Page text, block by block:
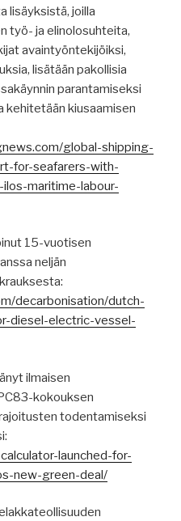
lisäyksistä, joilla
työ- ja elinolosuhteita,
avaintyöntekijöiksi,
lisätään pakollisia
parantamiseksi
kehitetään kiusaamisen
global-shipping-
for-seafarers-with-
maritime-labour-
15-vuotisen
neljän
decarbonisation/dutch-
diesel-electric-vessel-
ilmaisen
kokouksen
todentamiseksi
launched-for-
new-green-deal/